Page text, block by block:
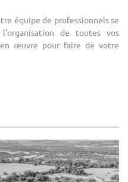
équipe de professionnels se
de toutes vos
œuvre pour faire de votre